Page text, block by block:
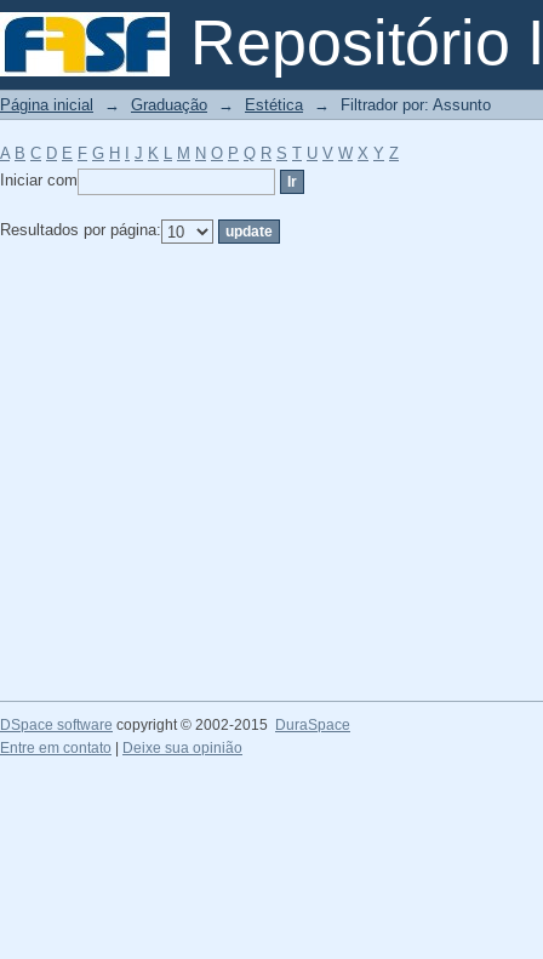
Repositório
Filtrador por: Assunto
Página inicial → Graduação → Estética → Filtrador por: Assunto
A B C D E F G H J K L M N O P Q R S T U V W X Y Z
Iniciar com
Resultados por página:
DSpace software copyright © 2002-2015
DuraSpace
Entre em contato
Deixe sua opinião